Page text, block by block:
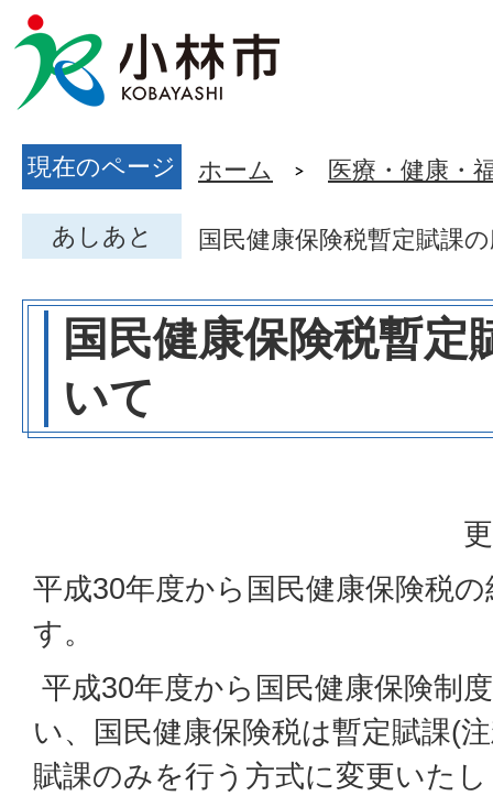
現在のページ ホーム 医療・健康・
あしあと 国民健康保険税暫定賦課
国民健康保険税暫定
いて
平成30年度から国民健康保険税
す。
平成30年度から国民健康保険制
い、国民健康保険税は暫定賦課(
賦課のみを行う方式に変更いた